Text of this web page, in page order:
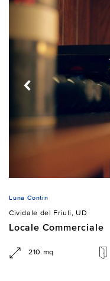
Luna Contin
Cividale del Friuli, UD
Locale Commerciale
210 mq